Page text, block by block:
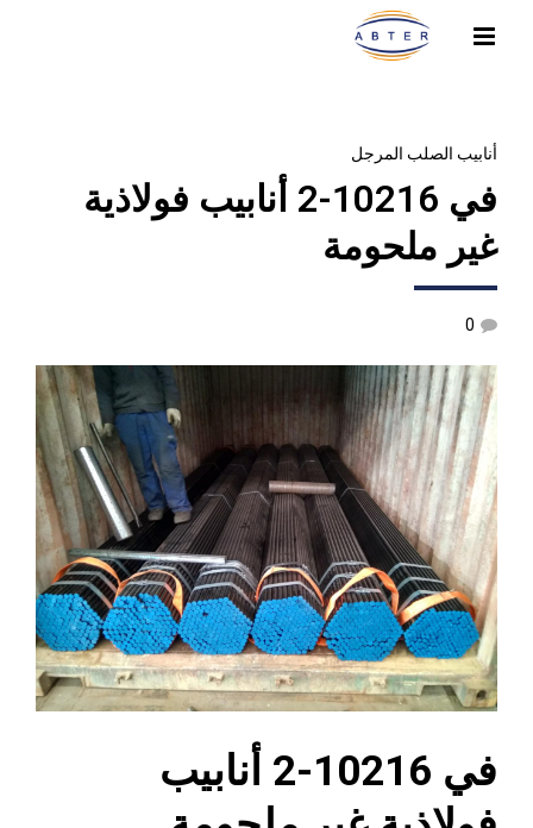
أنابيب الصلب المرجل
في 10216-2 أنابيب فولاذية
غير ملحومة
0
في 10216-2 أنابيب